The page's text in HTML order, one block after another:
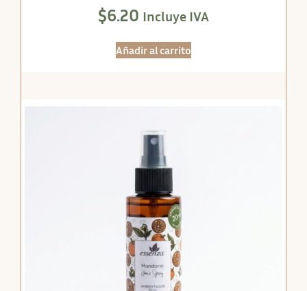
$6.20 Incluye IVA
Añadir al carrito